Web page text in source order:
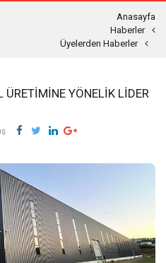
Anasayfa
Haberler
Üyelerden Haberler
YÖNELIK LIDER